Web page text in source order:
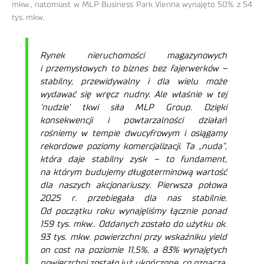
mkw., natomiast w MLP Business Park Vienna wynajęto 50% z 54
tys. mkw.
Rynek nieruchomości magazynowych
i przemysłowych to biznes bez fajerwerków –
stabilny, przewidywalny i dla wielu może
wydawać się wręcz nudny. Ale właśnie w tej
‘nudzie’ tkwi siła MLP Group. Dzięki
konsekwencji i powtarzalności działań
rośniemy w tempie dwucyfrowym i osiągamy
rekordowe poziomy komercjalizacji. Ta „nuda”,
która daje stabilny zysk – to fundament,
na którym budujemy długoterminową wartość
dla naszych akcjonariuszy. Pierwsza połowa
2025 r. przebiegała dla nas stabilnie.
Od początku roku wynajęliśmy łącznie ponad
159 tys. mkw.. Oddanych zostało do użytku ok.
93 tys. mkw. powierzchni przy wskaźniku yield
on cost na poziomie 11,5%, a 83% wynajętych